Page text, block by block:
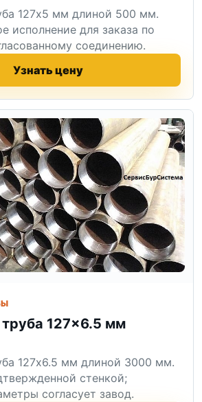
127x5 мм длиной 500 мм.
исполнение для заказа по
соединению.
Узнать цену
127×6.5 мм
127x6.5 мм длиной 3000 мм.
стенкой;
согласует завод.